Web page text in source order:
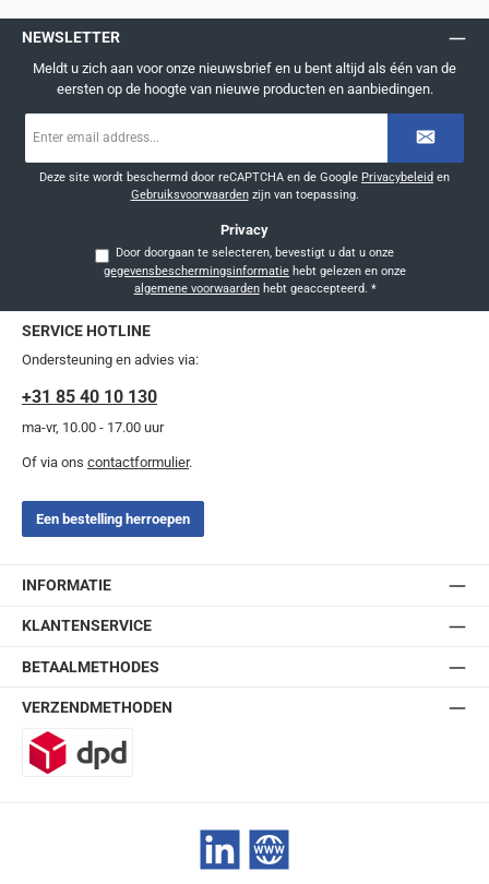
NEWSLETTER
Meldt u zich aan voor onze nieuwsbrief en u bent altijd als één van de
eersten op de hoogte van nieuwe producten en aanbiedingen.
mailadres
Deze site wordt beschermd door reCAPTCHA en de Google Privacybeleid en
Gebruiksvoorwaardenzijn van toepassing.
Privacy
Door doorgaan te selecteren, bevestigt u dat u onze
gegevensbeschermingsinformatie
algemene voorwaardenhebt geaccepteerd. *
SERVICE HOTLINE
Ondersteuning en advies via:
+31 85 40 10 130
ma-vr, 10.00 - 17.00 uur
Of via ons contactformulier.
Een bestelling herroepen
INFORMATIE
KLANTENSERVICE
BETAALMETHODES
VERZENDMETHODEN
LinkedIn Website